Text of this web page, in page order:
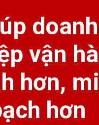
doanh
vận
hơn,
hơn